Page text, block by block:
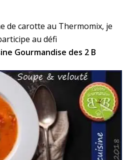
de carotte au Thermomix, je
au défi
Gourmandise des 2 B